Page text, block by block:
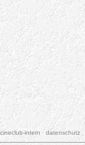
cineclub-intern datenschutz